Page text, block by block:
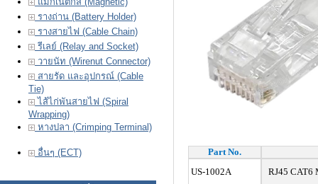
รางถ่าน (Battery Holder)
รางสายไฟ (Cable Chain)
รีเลย์ (Relay and Socket)
วายนัท (Wirenut Connector)
สายรัด และอุปกรณ์ (Cable
Tie)
ไส้ไก่พันสายไฟ (Spiral
Wrapping)
หางปลา (Crimping Terminal)
อื่นๆ (ECT)
Part No.
US-1002A
RJ45 CAT6